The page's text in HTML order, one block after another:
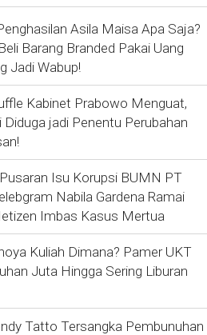
Asila Maisa Apa Saja?
Barang Branded Pakai Uang
Jadi Wabup!
Kabinet Prabowo Menguat,
Diduga jadi Penentu Perubahan
Isu Korupsi BUMN PT
Nabila Gardena Ramai
Imbas Kasus Mertua
Kuliah Dimana? Pamer UKT
Juta Hingga Sering Liburan
Tatto Tersangka Pembunuhan